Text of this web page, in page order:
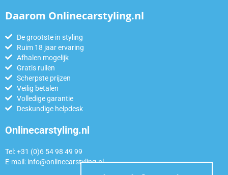
Daarom Onlinecarstyling.nl
De grootste in styling
Ruim 18 jaar ervaring
Afhalen mogelijk
Gratis ruilen
Scherpste prijzen
Veilig betalen
Volledige garantie
Deskundige helpdesk
Onlinecarstyling.nl
Tel: +31 (0)6 54 98 49 99
E-mail: info@onlinecarstyling.nl